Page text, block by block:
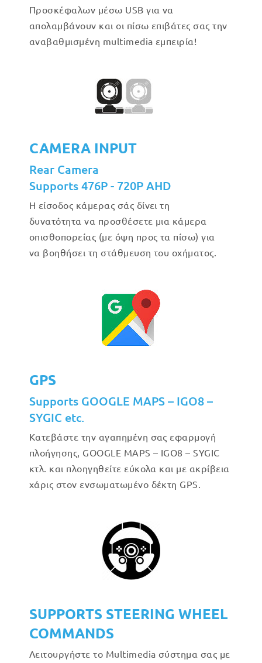
Προσκέφαλων μέσω USB για να
απολαμβάνουν και οι πίσω επιβάτες σας την
αναβαθμισμένη multimedia εμπειρία!
CAMERA INPUT
Rear Camera
Supports 476P - 720P AHD
Η είσοδος κάμερας σάς δίνει τη
δυνατότητα να προσθέσετε μια κάμερα
οπισθοπορείας (με όψη προς τα πίσω) για
να βοηθήσει τη στάθμευση του οχήματος.
GPS
Supports GOOGLE MAPS – IGO8 –
SYGIC etc.
Κατεβάστε την αγαπημένη σας εφαρμογή
πλοήγησης, GOOGLE MAPS – IGO8 – SYGIC
κτλ. και πλοηγηθείτε εύκολα και με ακρίβεια
χάρις στον ενσωματωμένο δέκτη GPS.
SUPPORTS STEERING WHEEL
COMMANDS
Λειτουργήστε το Multimedia σύστημα σας με